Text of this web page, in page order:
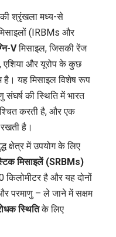
की श्रृंखला मध्य-से
(IRBMs और
Vमिसाइल, जिसकी रेंज
एशिया और यूरोप के कुछ
है। यह मिसाइल विशेष रूप
संघर्ष की स्थिति में भारत
करती है, और एक
है।
क्षेत्र में उपयोग के लिए
मिसाइलें (SRBMs)
है और यह दोनों
परमाणु – ले जाने में सक्षम
स्थितिके लिए